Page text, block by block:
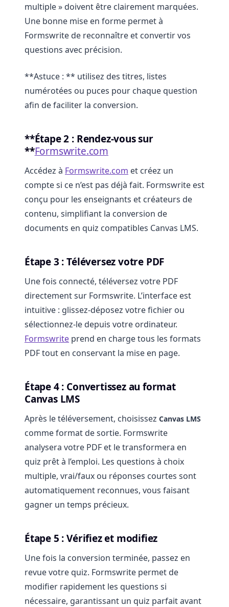
multiple » doivent être clairement marquées.
Une bonne mise en forme permet à
Formswrite de reconnaître et convertir vos
questions avec précision.
**Astuce : ** utilisez des titres, listes
numérotées ou puces pour chaque question
afin de faciliter la conversion.
**Étape 2 : Rendez-vous sur
**Formswrite.com
Accédez à Formswrite.com et créez un
compte si ce n’est pas déjà fait. Formswrite est
conçu pour les enseignants et créateurs de
contenu, simplifiant la conversion de
documents en quiz compatibles Canvas LMS.
Étape 3 : Téléversez votre PDF
Une fois connecté, téléversez votre PDF
directement sur Formswrite. L’interface est
intuitive : glissez-déposez votre fichier ou
sélectionnez-le depuis votre ordinateur.
Formswrite prend en charge tous les formats
PDF tout en conservant la mise en page.
Étape 4 : Convertissez au format
Canvas LMS
Après le téléversement, choisissez Canvas LMS
comme format de sortie. Formswrite
analysera votre PDF et le transformera en
quiz prêt à l’emploi. Les questions à choix
multiple, vrai/faux ou réponses courtes sont
automatiquement reconnues, vous faisant
gagner un temps précieux.
Étape 5 : Vérifiez et modifiez
Une fois la conversion terminée, passez en
revue votre quiz. Formswrite permet de
modifier rapidement les questions si
nécessaire, garantissant un quiz parfait avant